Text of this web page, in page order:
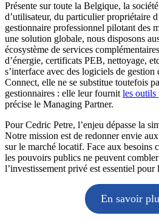
Présente sur toute la Belgique, la
d’utilisateur, du particulier propriétaire
gestionnaire professionnel pilotant des
une solution globale, nous disposons
écosystème de services
d’énergie, certificats PEB, nettoyage,
s’interface avec des logiciels de
Connect, elle ne se substitue toutefois
gestionnaires : elle leur fournit les outils
précise le Managing Partner.
Pour Cedric Petre, l’enjeu dépasse la
Notre mission est de redonner envie
sur le marché locatif. Face aux besoins
les pouvoirs publics ne peuvent
l’investissement privé est essentiel pour
En savoir